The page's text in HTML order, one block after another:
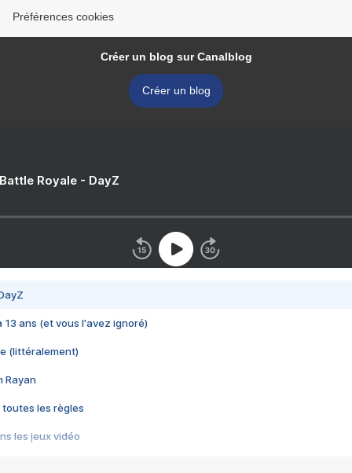
Préférences cookies
Créer un blog sur Canalblog
Créer un blog
Royale - DayZ
13 ans (et vous l'avez ignoré)
(littéralement)
Rayan
toutes les règles
les jeux vidéo